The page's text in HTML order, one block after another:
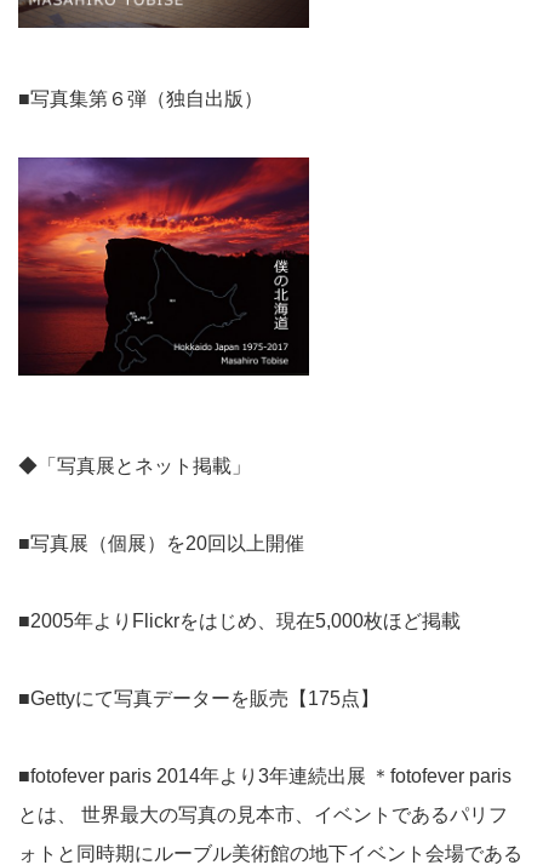
■写真集第６弾（独自出版）
◆「写真展とネット掲載」
■写真展（個展）を20回以上開催
■2005年よりFlickrをはじめ、現在5,000枚ほど掲載
■Gettyにて写真データーを販売【175点】
■fotofever paris 2014年より3年連続出展 ＊fotofever paris
とは、 世界最大の写真の見本市、イベントであるパリフ
ォトと同時期にルーブル美術館の地下イベント会場である